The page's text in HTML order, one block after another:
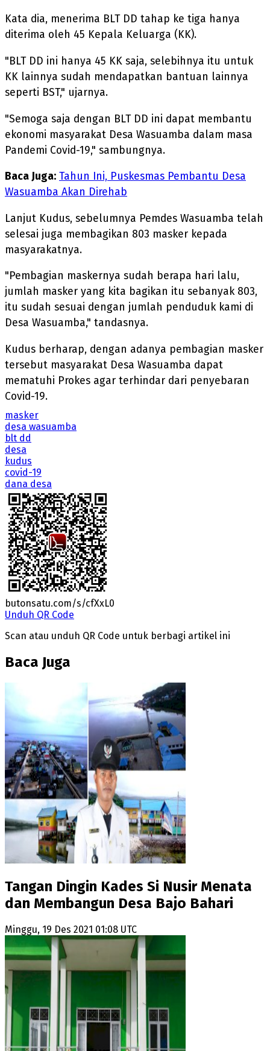
Kata dia, menerima BLT DD tahap ke tiga hanya
diterima oleh 45 Kepala Keluarga (KK).
"BLT DD ini hanya 45 KK saja, selebihnya itu untuk
KK lainnya sudah mendapatkan bantuan lainnya
seperti BST," ujarnya.
"Semoga saja dengan BLT DD ini dapat membantu
ekonomi masyarakat Desa Wasuamba dalam masa
Pandemi Covid-19," sambungnya.
Baca Juga: Tahun Ini, Puskesmas Pembantu Desa
Wasuamba Akan Direhab
Lanjut Kudus, sebelumnya Pemdes Wasuamba telah
selesai juga membagikan 803 masker kepada
masyarakatnya.
"Pembagian maskernya sudah berapa hari lalu,
jumlah masker yang kita bagikan itu sebanyak 803,
itu sudah sesuai dengan jumlah penduduk kami di
Desa Wasuamba," tandasnya.
Kudus berharap, dengan adanya pembagian masker
tersebut masyarakat Desa Wasuamba dapat
mematuhi Prokes agar terhindar dari penyebaran
Covid-19.
masker
desa wasuamba
blt dd
desa
kudus
covid-19
dana desa
butonsatu.com/s/cfXxL0
Unduh QR Code
Scan atau unduh QR Code untuk berbagi artikel ini
Baca Juga
Tangan Dingin Kades Si Nusir Menata
dan Membangun Desa Bajo Bahari
Minggu, 19 Des 2021 01:08 UTC